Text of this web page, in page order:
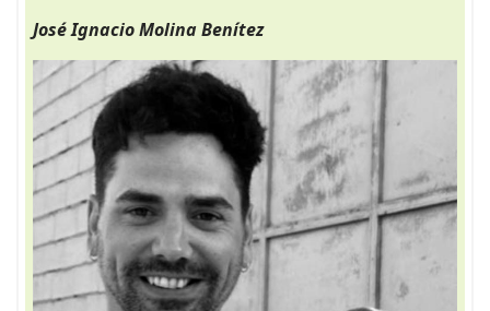
José Ignacio Molina Benítez